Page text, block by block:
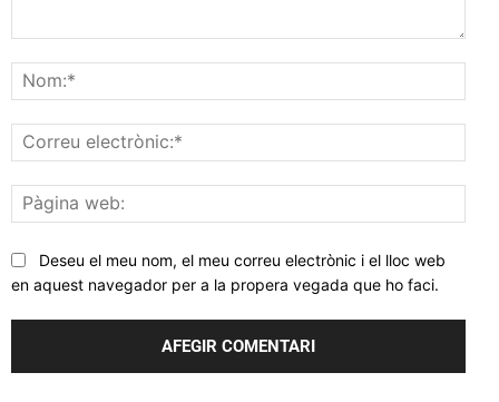
web:
Deseu el meu nom, el meu correu electrònic i el lloc web
en aquest navegador per a la propera vegada que ho faci.